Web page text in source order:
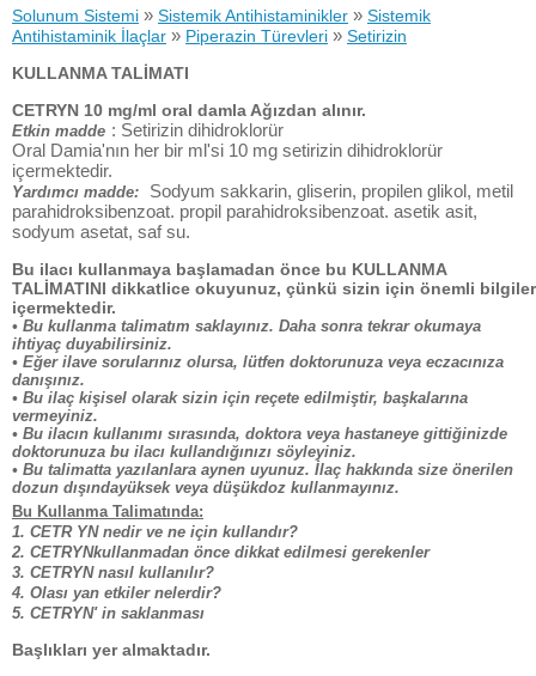
Solunum Sistemi » Sistemik Antihistaminikler » Sistemik
Antihistaminik İlaçlar » Piperazin Türevleri » Setirizin
KULLANMA TALİMATI
CETRYN 10 mg/ml oral damla Ağızdan alınır.
Etkin madde : Setirizin dihidroklorür
Oral Damia'nın her bir ml'si 10 mg setirizin dihidroklorür
içermektedir.
Yardımcı madde:
Sodyum sakkarin, gliserin, propilen glikol, metil
parahidroksibenzoat. propil parahidroksibenzoat. asetik asit,
sodyum asetat, saf su.
Bu ilacı kullanmaya başlamadan önce bu KULLANMA
TALİMATINI dikkatlice okuyunuz, çünkü sizin için önemli bilgiler
içermektedir.
• Bu kullanma talimatım saklayınız. Daha sonra tekrar okumaya
ihtiyaç duyabilirsiniz.
• Eğer ilave sorularınız olursa, lütfen doktorunuza veya eczacınıza
danışınız.
• Bu ilaç kişisel olarak sizin için reçete edilmiştir, başkalarına
vermeyiniz.
• Bu ilacın kullanımı sırasında, doktora veya hastaneye gittiğinizde
doktorunuza bu ilacı kullandığınızı söyleyiniz.
• Bu talimatta yazılanlara aynen uyunuz. İlaç hakkında size önerilen
dozun dışındayüksek veya düşükdoz kullanmayınız.
Bu Kullanma Talimatında:
1. CETR YN nedir ve ne için kullandır?
2. CETRYNkullanmadan önce dikkat edilmesi gerekenler
3. CETRYN nasıl kullanılır?
4. Olası yan etkiler nelerdir?
5. CETRYN' in saklanması
Başlıkları yer almaktadır.